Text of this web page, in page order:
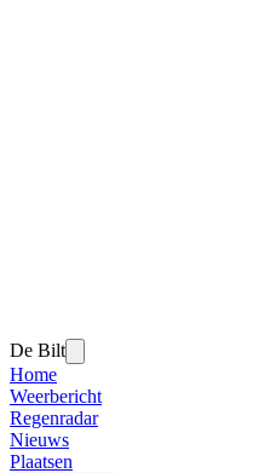
De Bilt
Home
Weerbericht
Regenradar
Nieuws
Plaatsen